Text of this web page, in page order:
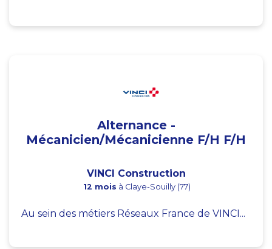
Alternance -
Mécanicien/Mécanicienne F/H F/H
VINCI Construction
12 mois à Claye-Souilly (77)
Au sein des métiers Réseaux France de VINCI...